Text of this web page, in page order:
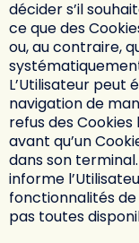
décider s’il
ce que des
ou, au contraire,
L’Utilisateur peut
navigation de
refus des
avant qu’un
dans son terminal.
informe
fonctionnalités
pas toutes